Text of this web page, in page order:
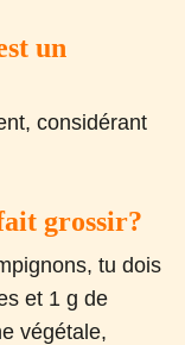
un
considérant
grossir?
tu dois
et 1 g de
végétale,